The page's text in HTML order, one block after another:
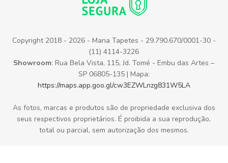
Copyright 2018 - 2026 - Mana Tapetes - 29.790.670/0001-30 -
(11) 4114-3226
Showroom: Rua Bela Vista, 115, Jd. Tomé - Embu das Artes –
SP 06805-135 | Mapa:
https://maps.app.goo.gl/cw3EZWLnzg831W5LA
As fotos, marcas e produtos são de propriedade exclusiva dos
seus respectivos proprietários. É proibida a sua reprodução,
total ou parcial, sem autorização dos mesmos.